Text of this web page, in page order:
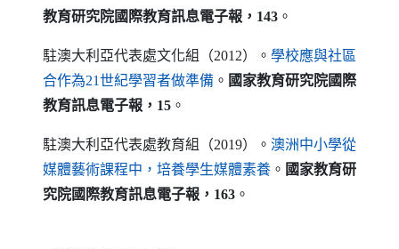
教育研究院國際教育訊息電子報，143 。
駐澳大利亞代表處文化組（2012）。 學校應與社區
合作為21世紀學習者做準備（另開新視窗）
。 國家教育研究院國際
教育訊息電子報，15 。
駐澳大利亞代表處教育組（2019）。 澳洲中小學從
媒體藝術課程中，培養學生媒體素養（另開新視窗）
。 國家教育研
究院國際教育訊息電子報，163 。